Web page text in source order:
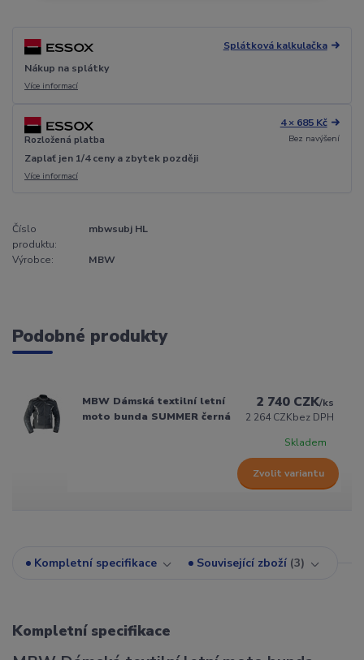
Splátková kalkulačka
Nákup na splátky
Více informací
Rozložená platba
4 × 685 Kč
Bez navýšení
Zaplať jen 1/4 ceny a zbytek později
Více informací
Číslo
produktu:
mbwsubj HL
Výrobce: MBW
Podobné produkty
MBW Dámská textilní letní
moto bunda SUMMER černá
2 740 CZK/ks
2 264 CZKbez DPH
Skladem
Zvolit variantu
Kompletní specifikace Související zboží 3
Kompletní specifikace